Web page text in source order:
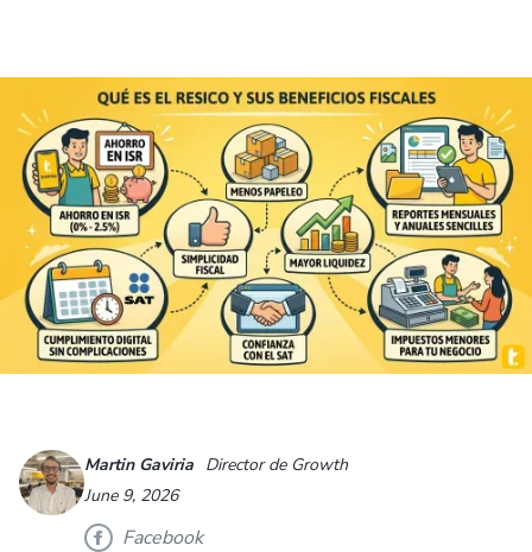
Martin Gaviria Director de Growth
June 9, 2026
Facebook